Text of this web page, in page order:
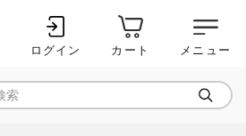
ログイン カート メニュー